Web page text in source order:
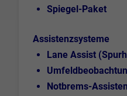
Spiegel-Paket
Assistenzsysteme
Lane Assist
Notbrems-